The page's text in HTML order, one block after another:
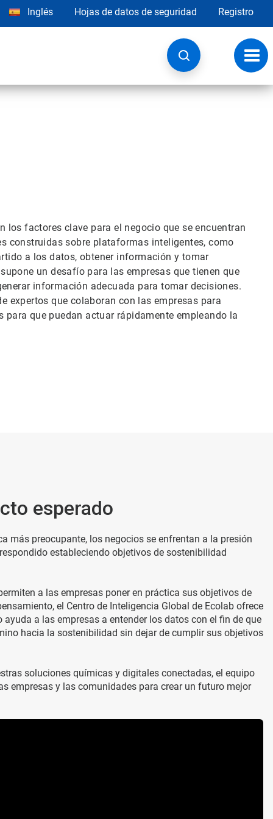
Inglés Hojas de datos de seguridad Registro
de
factores clave para el negocio que se encuentran
construidas sobre plataformas inteligentes, como
a los datos, obtener información y tomar
un desafío para las empresas que tienen que
información adecuada para tomar decisiones.
expertos que colaboran con las empresas para
que puedan actuar rápidamente empleando la
esperado
más preocupante, los negocios se enfrentan a la presión
estableciendo objetivos de sostenibilidad
a las empresas poner en práctica sus objetivos de
el Centro de Inteligencia Global de Ecolab ofrece
a las empresas a entender los datos con el fin de que
hacia la sostenibilidad sin dejar de cumplir sus objetivos
soluciones químicas y digitales conectadas, el equipo
empresas y las comunidades para crear un futuro mejor